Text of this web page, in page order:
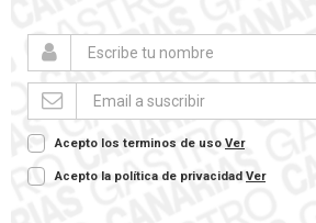
Acepto los terminos de uso Ver
Acepto la política de privacidad Ver